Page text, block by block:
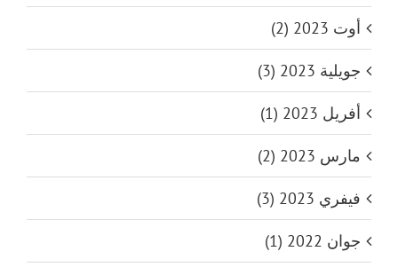
أوت 2023 (2)
جويلية 2023 (3)
أفريل 2023 (1)
مارس 2023 (2)
فيفري 2023 (3)
جوان 2022 (1)